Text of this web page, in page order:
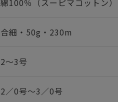
合細・50g・230m
2～3号
2／0号～3／0号